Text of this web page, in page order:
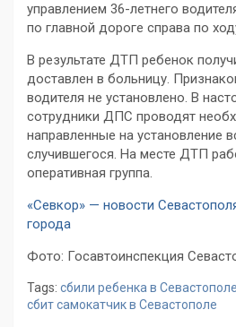
управлением 36-летнего
по главной дороге справа по
В результате ДТП ребенок
доставлен в больницу.
водителя не установлено. В
сотрудники ДПС проводят
направленные на установление
случившегося. На месте ДТП
оперативная группа.
«Севкор» — новости
города
Фото: Госавтоинспекция
Tags: сбили ребенка в Севастополе
сбит самокатчик в Севастополе